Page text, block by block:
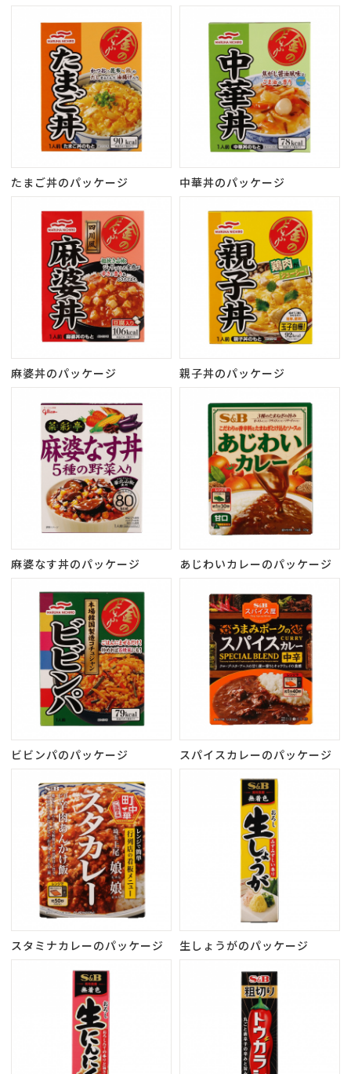
たまご丼のパッケージ 中華丼のパッケージ
麻婆丼のパッケージ 親子丼のパッケージ
麻婆なす丼のパッケージ あじわいカレーのパッケージ
ビビンパのパッケージ スパイスカレーのパッケージ
スタミナカレーのパッケージ 生しょうがのパッケージ